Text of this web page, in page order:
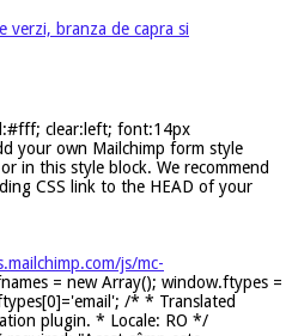
clear:left; font:14px
your own Mailchimp form style
in this style block. We recommend
CSS link to the HEAD of your
js/mc-
= new Array(); window.ftypes =
/* * Translated
plugin. * Locale: RO */